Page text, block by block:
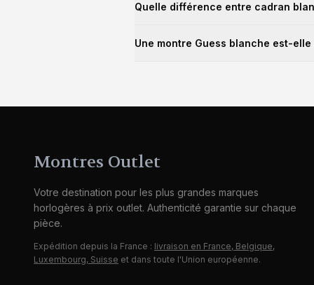
traces. Le silicone résiste bien à l'eau
Quelle différence entre cadran
une dimension plus précieuse et
Une montre Guess blanche est-
Montres Outlet
Votre destination pour les plus grandes marques
horlogères à prix outlet. Authenticité garantie sur chaque
pièce.
Expédition depuis la France : livraison en France, Belgique,
Luxembourg, Suisse et dans toute l'Union européenne.